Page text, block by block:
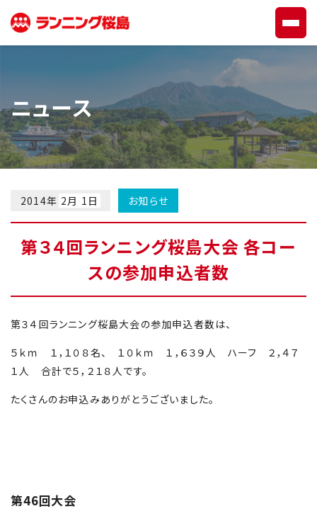
ニュース
2014年 2月 1日 お知らせ
第３４回ランニング桜島大会 各コー
スの参加申込者数
第３４回ランニング桜島大会の参加申込者数は、
５ｋｍ １，１０８名、 １０ｋｍ １，６３９人 ハーフ ２，４７
１人 合計で５，２１８人です。
たくさんのお申込みありがとうございました。
第46回大会